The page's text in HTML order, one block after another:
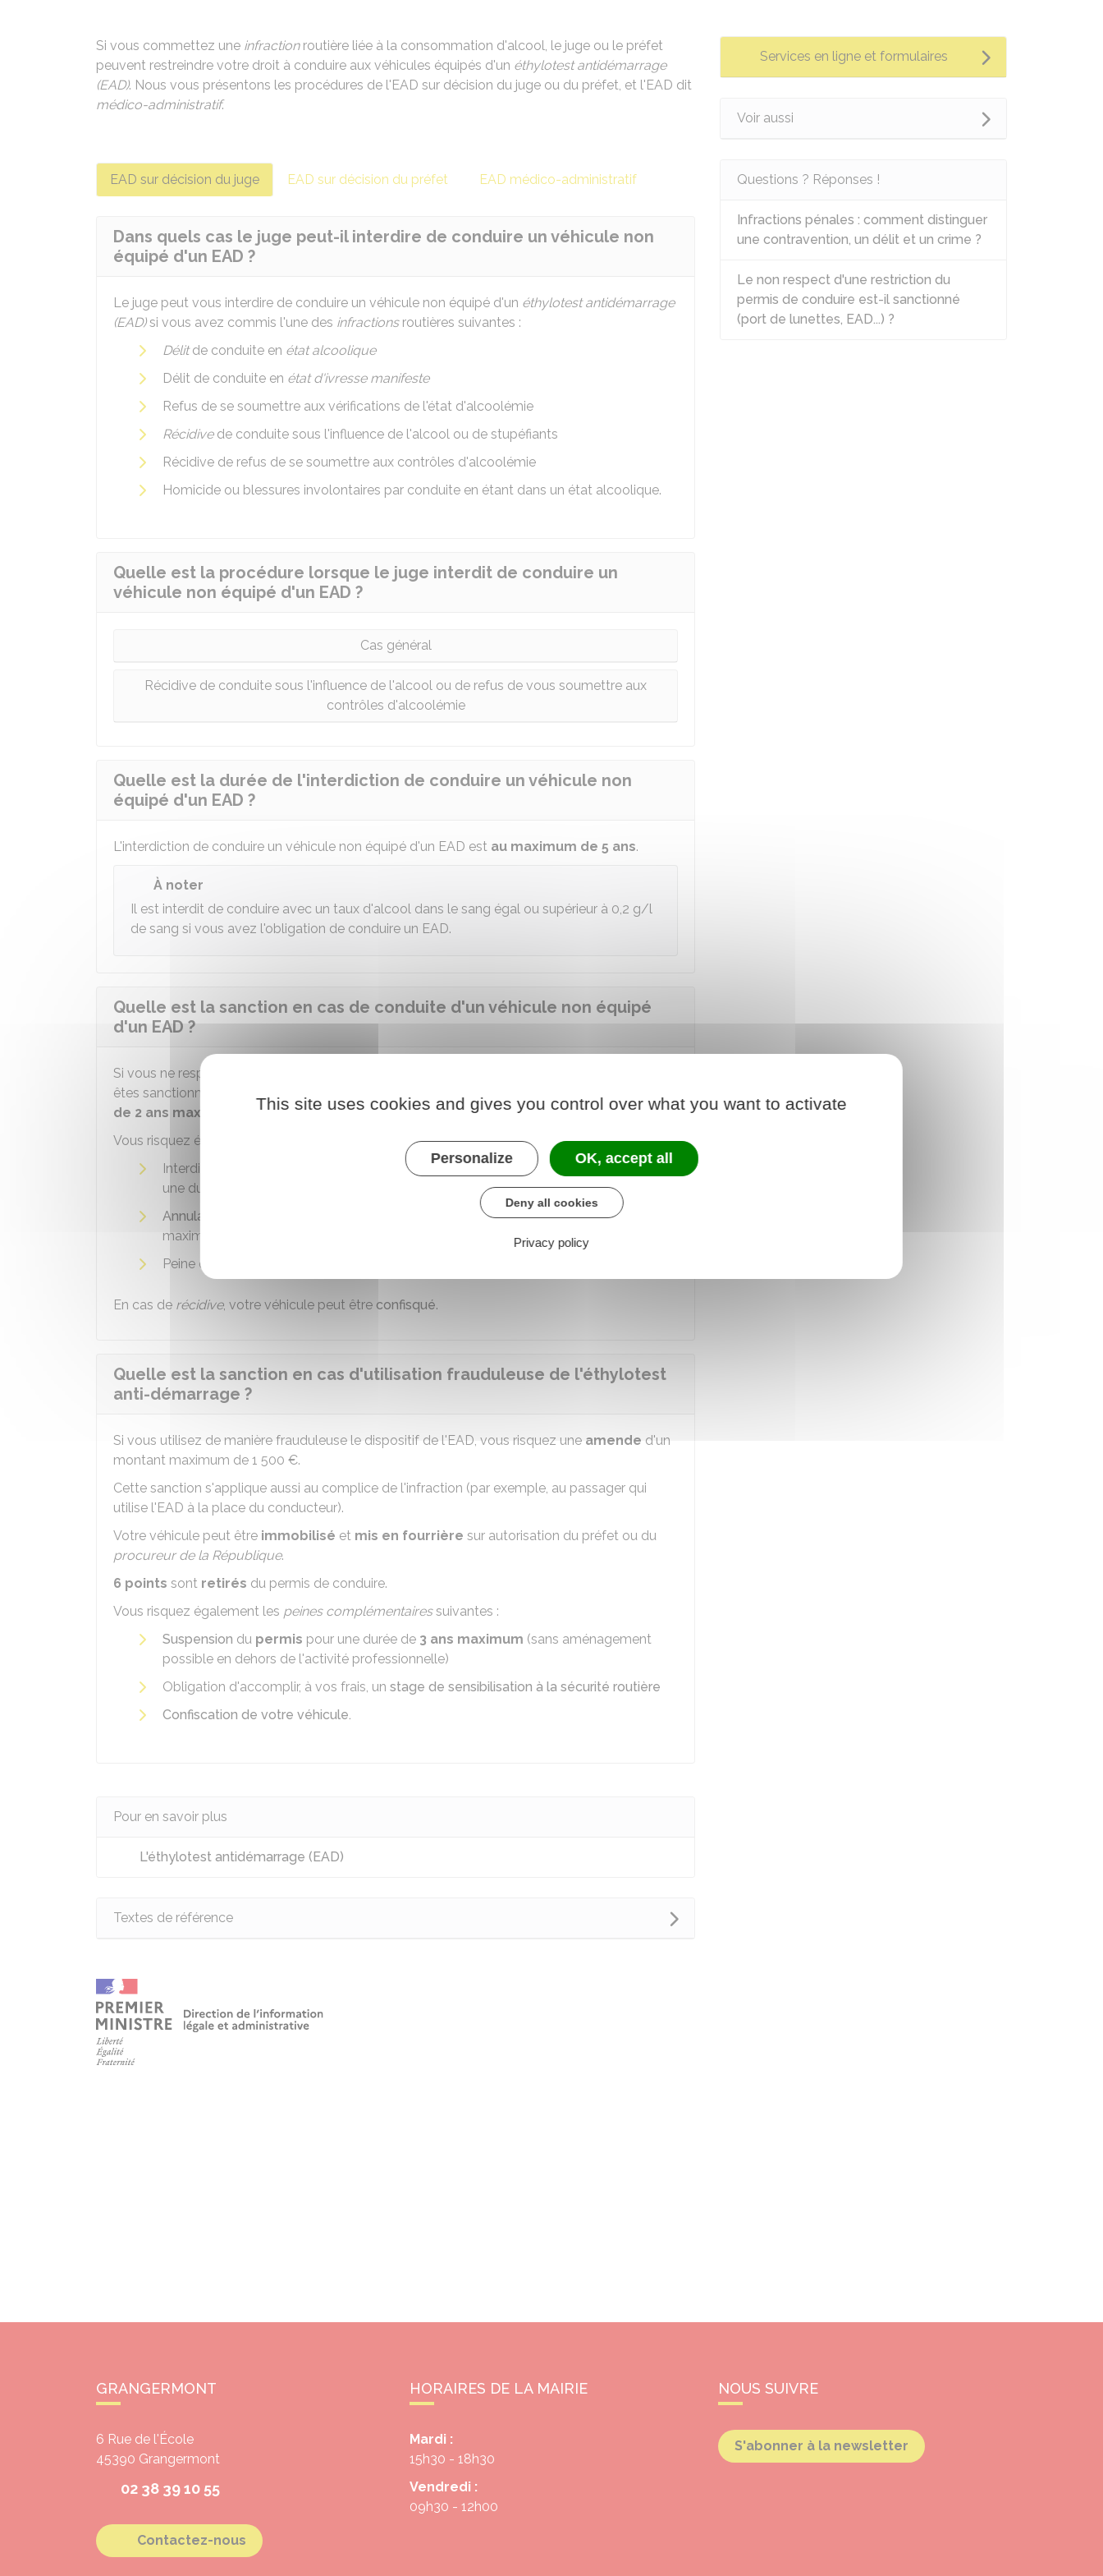
Si vous commettez une infractionroutière liée à la consommation d'alcool, le juge ou le préfet
peuvent restreindre votre droit à conduire aux véhicules équipés d'un éthylotest antidémarrage
(EAD). Nous vous présentons les procédures de l'EAD sur décision du juge ou du préfet, et l'EAD dit
médico-administratif.
EAD sur décision du juge EAD sur décision du préfet EAD médico-administratif
Dans quels cas le juge peut-il interdire de conduire un véhicule non
équipé d'un EAD ?
Le juge peut vous interdire de conduire un véhicule non équipé d'un éthylotest antidémarrage
(EAD)si vous avez commis l'une des infractionsroutières suivantes :
Délitde conduite en état alcoolique
Délit de conduite en état d'ivresse manifeste
Refus de se soumettre aux vérifications de l'état d'alcoolémie
Récidivede conduite sous l'influence de l'alcool ou de stupéfiants
Récidive de refus de se soumettre aux contrôles d'alcoolémie
Homicide ou blessures involontaires par conduite en étant dans un état alcoolique.
Quelle est la procédure lorsque le juge interdit de conduire un
véhicule non équipé d'un EAD ?
Cas général
Récidive de conduite sous l'influence de l'alcool ou de refus de vous soumettre aux
contrôles d'alcoolémie
Quelle est la durée de l'interdiction de conduire un véhicule non
équipé d'un EAD ?
L'interdiction de conduire un véhicule non équipé d'un EAD est au maximum de 5 ans.
À noter
Il est interdit de conduire avec un taux d'alcool dans le sang égal ou supérieur à 0,2 g/l
de sang si vous avez l'obligation de conduire un EAD.
Quelle est la sanction en cas de conduite d'un véhicule non équipé
d'un EAD ?
Si vous ne respectez pas l'interdiction de conduire un véhicule non équipé d'un
êtes sanctionné par une
de 2 ans maximum
Vous risquez également les
peines complémentairessuivantes :
Interdiction de conduire certains véhicules, y compris les véhicules sans permis, pour
une durée de 5 ans maximum
Annulation
du permis et interdiction de demander un nouveau permis pendant 3 ans
maximum
Peine de
En cas de récidive, votre véhicule peut être confisqué.
Quelle est la sanction en cas d'utilisation frauduleuse de l'éthylotest
anti-démarrage ?
Si vous utilisez de manière frauduleuse le dispositif de l'EAD, vous risquez une amende d'un
montant maximum de 1 500 €.
Cette sanction s'applique aussi au complice de l'infraction (par exemple, au passager qui
utilise l'EAD à la place du conducteur).
Votre véhicule peut être immobilisé et mis en fourrière sur autorisation du préfet ou du
procureur de la République.
6 points sont retirés du permis de conduire.
Vous risquez également les peines complémentairessuivantes :
Suspension du permis pour une durée de 3 ans maximum (sans aménagement
possible en dehors de l'activité professionnelle)
Obligation d'accomplir, à vos frais, un stage de sensibilisation à la sécurité routière
Confiscation de votre véhicule.
Pour en savoir plus
L'éthylotest antidémarrage (EAD)
Textes de référence
Services en ligne et formulaires
Voir aussi
Questions ? Réponses !
Infractions pénales : comment distinguer
une contravention, un délit et un crime ?
Le non respect d'une restriction du
permis de conduire est-il sanctionné
(port de lunettes, EAD...) ?
GRANGERMONT
6 Rue de l'École
45390 Grangermont
02 38 39 10 55
Contactez-nous
HORAIRES DE LA MAIRIE
Mardi :
15h30 - 18h30
Vendredi :
09h30 - 12h00
NOUS SUIVRE
S'abonner à la newsletter
This site uses cookies and gives you control over what you want to activate
Personalize OK, accept all
Deny all cookies
Privacy policy